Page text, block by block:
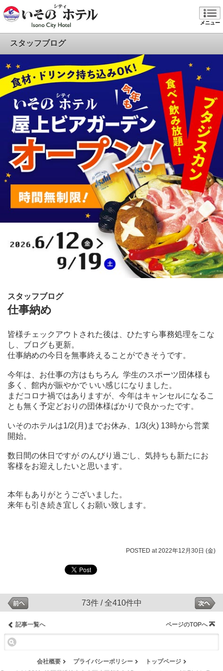
メニュー
スタッフブログ
スタッフブログ
仕事納め
皆様チェックアウトされた後は、ひたすら事務処理をこな
し、ブログも更新。
仕事納めの今日を無事終えることができそうです。
今年は、お仕事の方はもちろん 学生のスポーツ団体様も
多く、館内が賑やかで いい感じになりました。
まだコロナ禍ではありますが、今年はキャンセルになるこ
とも無く予定どおりの団体様ばかりで良かったです。
いそのホテルは1/2(月)までお休み、1/3(火) 13時から営業
開始。
数日間の休日ですが のんびり過ごし、気持ちも新たにお
客様をお迎えしたいと思います。
本年もありがとうございました。
来年も引き続き宜しくお願い致します。
POSTED at 2022年12月30日 (金)
73件 / 全410件中
記事一覧へ ページのTOPへ
会社概要 プライバシーポリシー
トップページ